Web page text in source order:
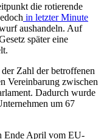
die rotierende
in letzter Minute
aushandeln. Auf
später eine
Zahl der betroffenen
Vereinbarung zwischen
Dadurch wurde
um 67
Ende April vom EU-